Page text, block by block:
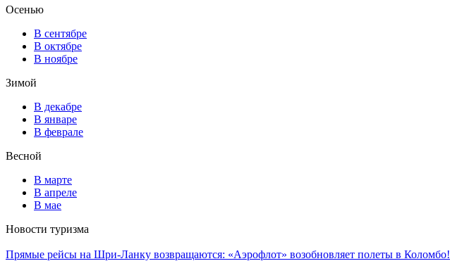
Осенью
В сентябре
В октябре
В ноябре
Зимой
В декабре
В январе
В феврале
Весной
В марте
В апреле
В мае
Новости туризма
Прямые рейсы на Шри-Ланку возвращаются: «Аэрофлот» возобновляет полеты в Коломбо!